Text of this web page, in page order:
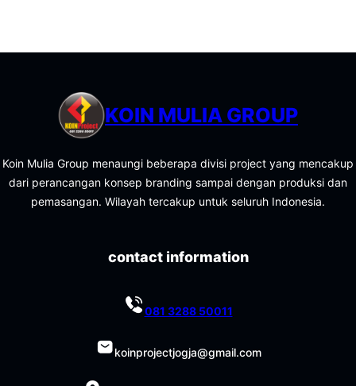
KOIN MULIA GROUP
Koin Mulia Group menaungi beberapa divisi project yang mencakup
dari perancangan konsep branding sampai dengan produksi dan
pemasangan. Wilayah tercakup untuk seluruh Indonesia.
contact information
081 3288 50011
koinprojectjogja@gmail.com